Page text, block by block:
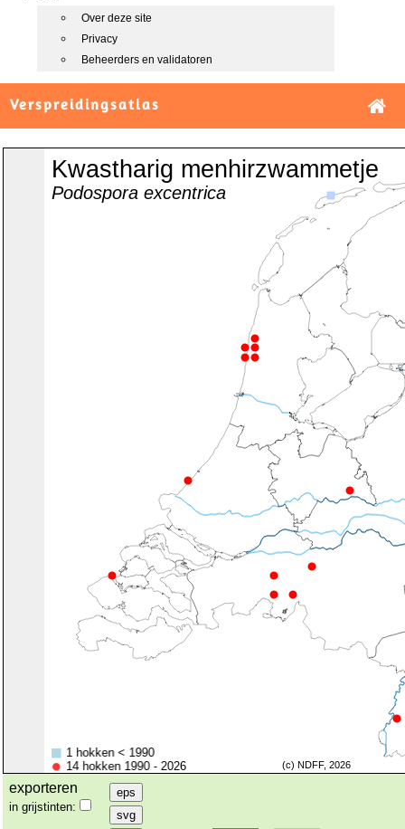
Over deze site
Privacy
Beheerders en validatoren
Verspreidingsatlas